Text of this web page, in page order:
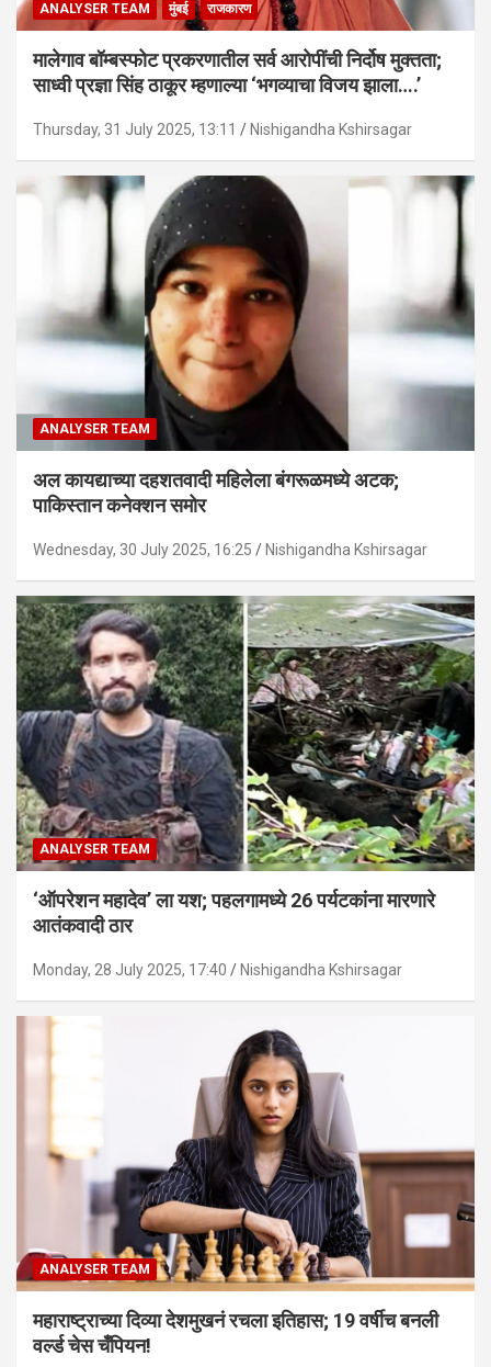
ANALYSER TEAM मुंबई राजकारण
मालेगाव बॉम्बस्फोट प्रकरणातील सर्व आरोपींची निर्दोष मुक्तता;
साध्वी प्रज्ञा सिंह ठाकूर म्हणाल्या ‘भगव्याचा विजय झाला….’
Thursday, 31 July 2025, 13:11 Nishigandha Kshirsagar
ANALYSER TEAM
अल कायद्याच्या दहशतवादी महिलेला बंगरूळमध्ये अटक;
पाकिस्तान कनेक्शन समोर
Wednesday, 30 July 2025, 16:25 Nishigandha Kshirsagar
ANALYSER TEAM
‘ऑपरेशन महादेव’ ला यश; पहलगामध्ये 26 पर्यटकांना मारणारे
आतंकवादी ठार
Monday, 28 July 2025, 17:40 Nishigandha Kshirsagar
ANALYSER TEAM
महाराष्ट्राच्या दिव्या देशमुखनं रचला इतिहास; 19 वर्षीच बनली
वर्ल्ड चेस चँपियन!